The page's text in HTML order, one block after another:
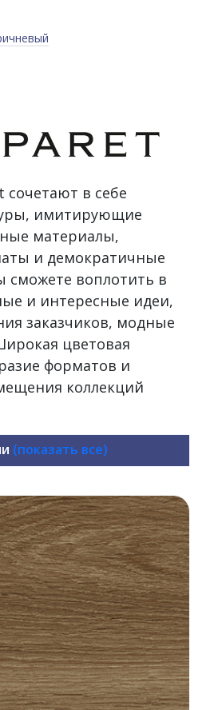
сочетают в себе
имитирующие
материалы,
и демократичные
сможете воплотить в
и интересные идеи,
заказчиков, модные
цветовая
форматов и
коллекций
(показать все)